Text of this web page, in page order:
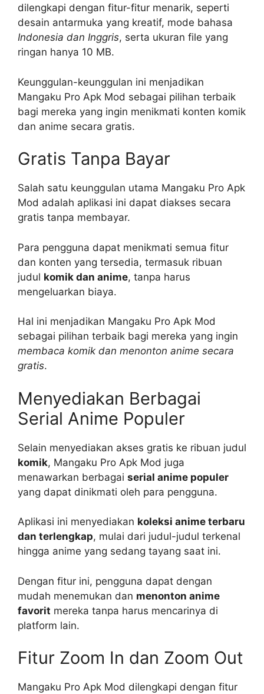
dilengkapi dengan fitur-fitur menarik, seperti
desain antarmuka yang kreatif, mode bahasa
Indonesia dan Inggris, serta ukuran file yang
ringan hanya 10 MB.
Keunggulan-keunggulan ini menjadikan
Mangaku Pro Apk Mod sebagai pilihan terbaik
bagi mereka yang ingin menikmati konten komik
dan anime secara gratis.
Gratis Tanpa Bayar
Salah satu keunggulan utama Mangaku Pro Apk
Mod adalah aplikasi ini dapat diakses secara
gratis tanpa membayar.
Para pengguna dapat menikmati semua fitur
dan konten yang tersedia, termasuk ribuan
judul komik dan anime, tanpa harus
mengeluarkan biaya.
Hal ini menjadikan Mangaku Pro Apk Mod
sebagai pilihan terbaik bagi mereka yang ingin
membaca komik dan menonton anime secara
gratis.
Menyediakan Berbagai
Serial Anime Populer
Selain menyediakan akses gratis ke ribuan judul
komik, Mangaku Pro Apk Mod juga
menawarkan berbagai serial anime populer
yang dapat dinikmati oleh para pengguna.
Aplikasi ini menyediakan koleksi anime terbaru
dan terlengkap, mulai dari judul-judul terkenal
hingga anime yang sedang tayang saat ini.
Dengan fitur ini, pengguna dapat dengan
mudah menemukan dan menonton anime
favorit mereka tanpa harus mencarinya di
platform lain.
Fitur Zoom In dan Zoom Out
Mangaku Pro Apk Mod dilengkapi dengan fitur